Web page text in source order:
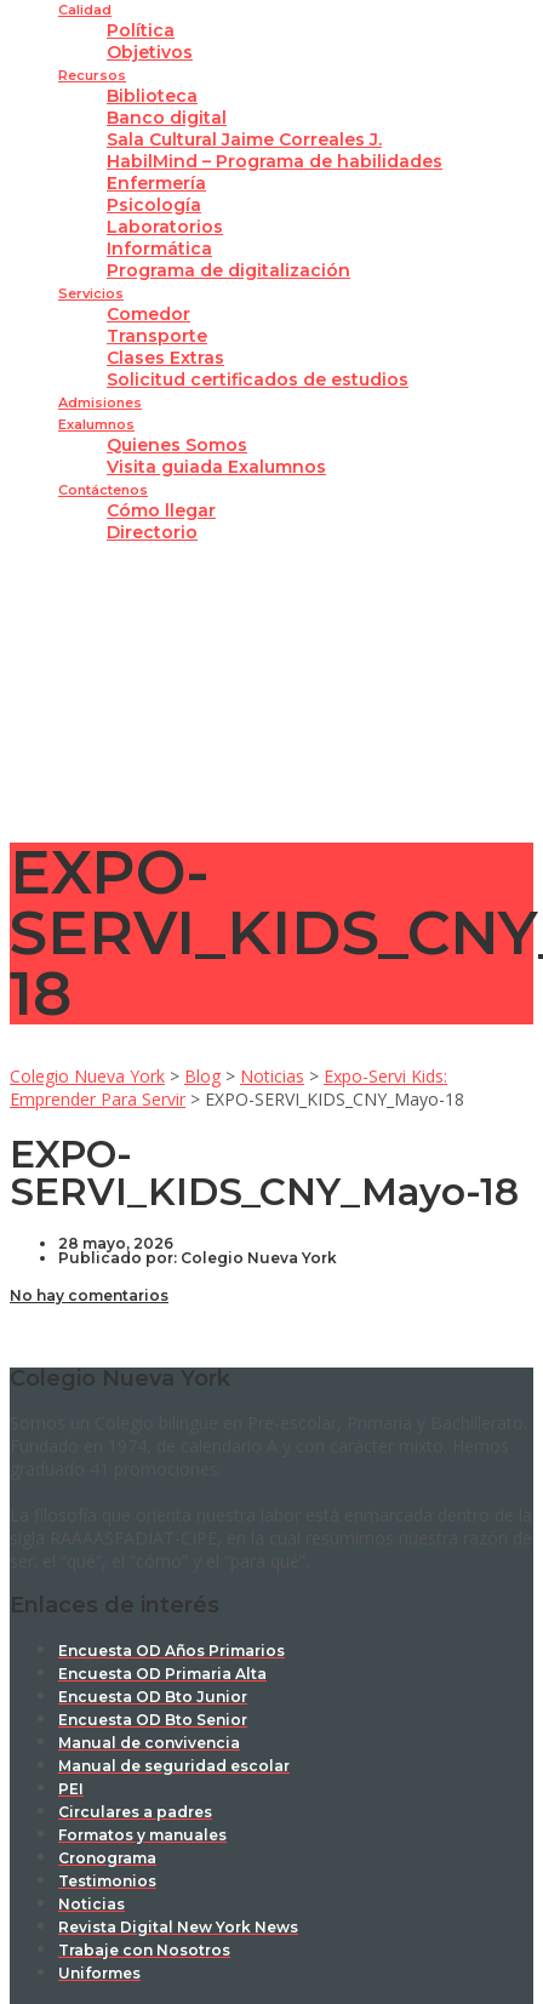
Calidad
Política
Objetivos
Recursos
Biblioteca
Banco digital
Sala Cultural Jaime Correales J.
HabilMind – Programa de habilidades
Enfermería
Psicología
Laboratorios
Informática
Programa de digitalización
Servicios
Comedor
Transporte
Clases Extras
Solicitud certificados de estudios
Admisiones
Exalumnos
Quienes Somos
Visita guiada Exalumnos
Contáctenos
Cómo llegar
Directorio
EXPO-
18
Colegio Nueva York > Blog > Noticias > Expo-Servi Kids:
Emprender Para Servir > EXPO-SERVI_KIDS_CNY_Mayo-18
EXPO-
SERVI_KIDS_CNY_Mayo-18
28 mayo, 2026
Publicado por: Colegio Nueva York
No hay comentarios
Colegio Nueva York
Enlaces de interés
Encuesta OD Años Primarios
Encuesta OD Primaria Alta
Encuesta OD Bto Junior
Encuesta OD Bto Senior
Manual de convivencia
Manual de seguridad escolar
PEI
Circulares a padres
Formatos y manuales
Cronograma
Testimonios
Noticias
Revista Digital New York News
Trabaje con Nosotros
Uniformes